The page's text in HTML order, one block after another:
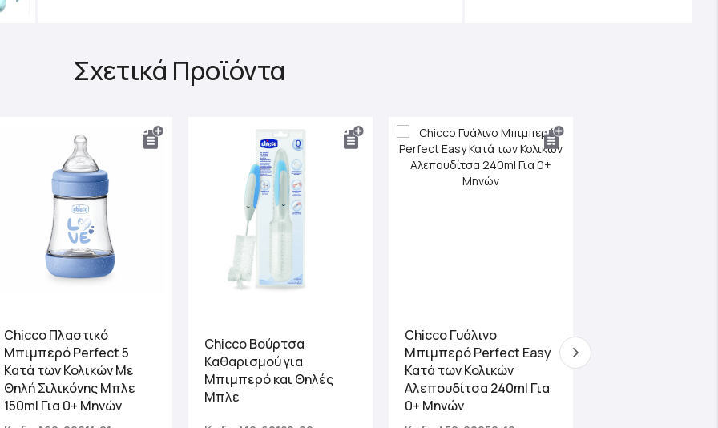
Σχετικά Προϊόντα
Chicco Πλαστικό
Μπιμπερό Perfect 5
Κατά των Κολικών Με
Θηλή Σιλικόνης Μπλε
150ml Για 0+ Μηνών
Chicco Βούρτσα
Καθαρισμού για
Μπιμπερό και Θηλές
Μπλε
Chicco Γυάλινο
Μπιμπερό Perfect Easy
Κατά των Κολικών
Αλεπουδίτσα 240ml Για
0+ Μηνών